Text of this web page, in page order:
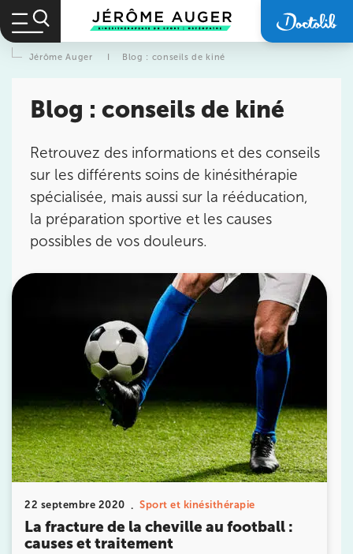
Jérôme Auger I Blog : conseils de kiné
Blog : conseils de kiné
Retrouvez des informations et des conseils
sur les différents soins de kinésithérapie
spécialisée, mais aussi sur la rééducation,
la préparation sportive et les causes
possibles de vos douleurs.
22 septembre 2020 Sport et kinésithérapie
La fracture de la cheville au football :
causes et traitement
Prendre rendez-vous
avec les équipes
de Jérôme Auger